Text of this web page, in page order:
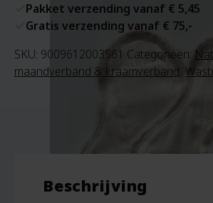
Pakket verzending vanaf € 5,45
Gratis verzending vanaf € 75,-
SKU: 9009612003561 Categorieën:
maandverband & kraamverband
Beschrijving